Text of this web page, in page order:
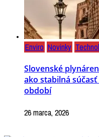
Enviro Novinky
Slovenské
ako stabilná
období
26 marca, 2026